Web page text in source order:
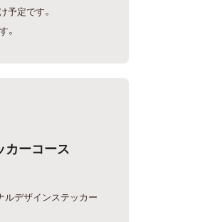
予定です。
。
カーコース
ルデザインステッカー